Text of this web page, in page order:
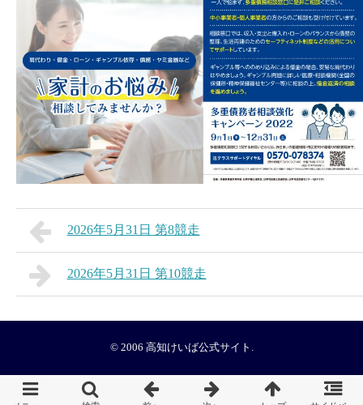
2026年5月31日 第8競走
2026年5月31日 第10競走
© 2006 高知けいば公式サイト .